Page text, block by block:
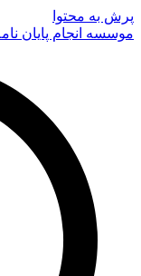
پرش به محتوا
موسسه انجام پایان